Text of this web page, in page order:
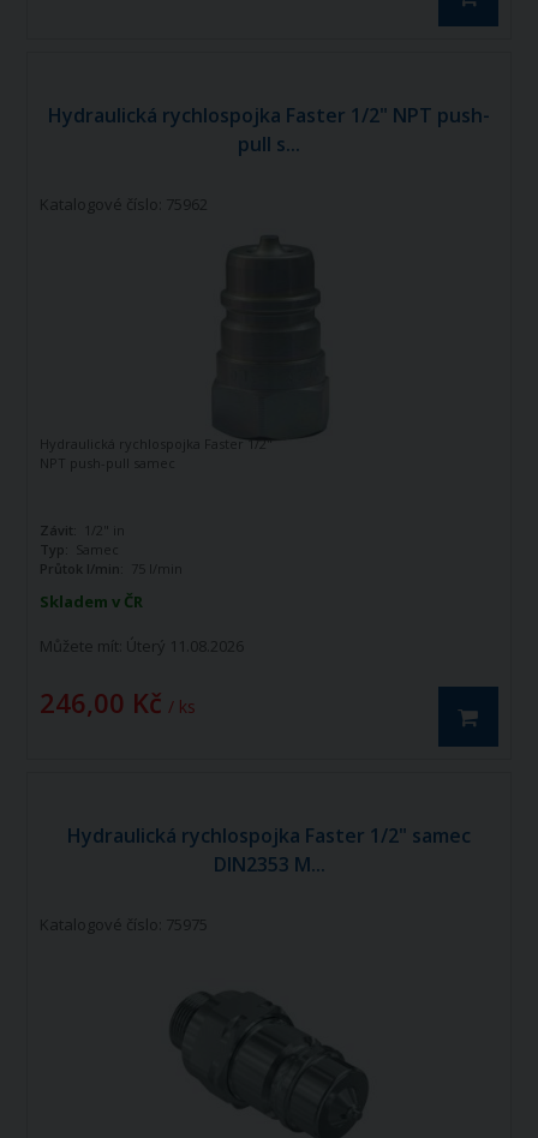
Hydraulická rychlospojka Faster 1/2" NPT push-
pull s...
Katalogové číslo: 75962
Skladem v ČR
Můžete mít: Úterý 11.08.2026
246,00 Kč / ks
Hydraulická rychlospojka Faster 1/2"
NPT push-pull samec
Závit:
1/2" in
Typ:
Samec
Průtok l/min:
75 l/min
Hydraulická rychlospojka Faster 1/2" samec
DIN2353 M...
Katalogové číslo: 75975